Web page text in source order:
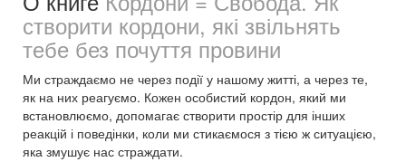
створити кордони, які звільнять
тебе без почуття провини
Ми страждаємо не через події у нашому житті, а через те,
як на них реагуємо. Кожен особистий кордон, який ми
встановлюємо, допомагає створити простір для інших
реакцій і поведінки, коли ми стикаємося з тією ж ситуацією,
яка змушує нас страждати.